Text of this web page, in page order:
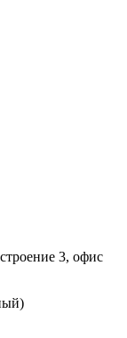
3, офис